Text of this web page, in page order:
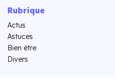
Rubrique
Actus
Astuces
Bien être
Divers